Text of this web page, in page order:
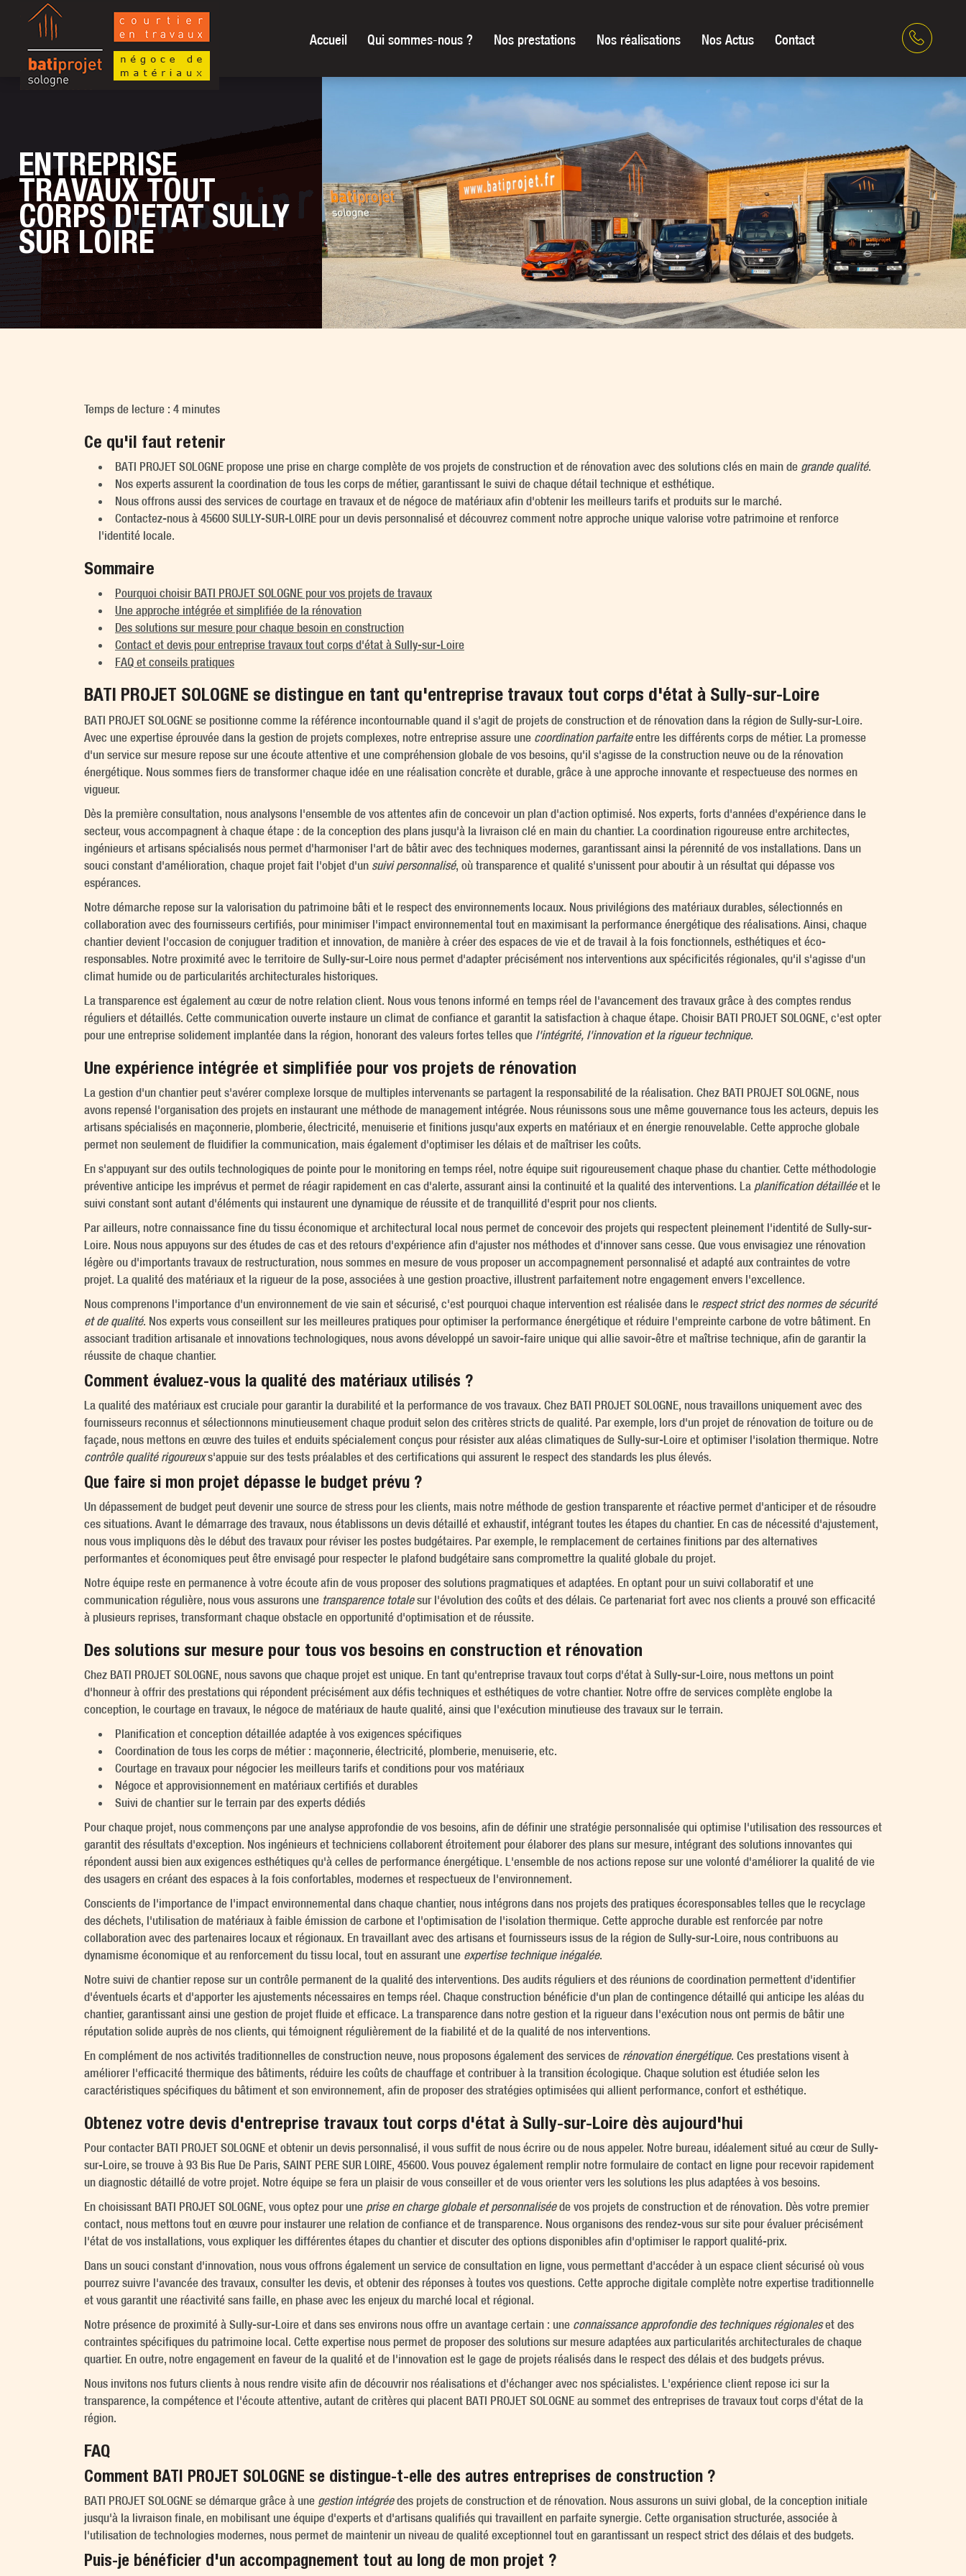
Accueil Qui sommes-nous ? Nos prestations Nos réalisations Nos Actus Contact
ENTREPRISE
TRAVAUX TOUT
CORPS D'ETAT SULLY
SUR LOIRE
Temps de lecture : 4 minutes
Ce qu'il faut retenir
BATI PROJET SOLOGNE propose une prise en charge complète de vos projets de construction et de rénovation avec des solutions clés en main de grande qualité.
Nos experts assurent la coordination de tous les corps de métier, garantissant le suivi de chaque détail technique et esthétique.
Nous offrons aussi des services de courtage en travaux et de négoce de matériaux afin d'obtenir les meilleurs tarifs et produits sur le marché.
Contactez-nous à 45600 SULLY-SUR-LOIRE pour un devis personnalisé et découvrez comment notre approche unique valorise votre patrimoine et renforce
l'identité locale.
Sommaire
Pourquoi choisir BATI PROJET SOLOGNE pour vos projets de travaux
Une approche intégrée et simplifiée de la rénovation
Des solutions sur mesure pour chaque besoin en construction
Contact et devis pour entreprise travaux tout corps d'état à Sully-sur-Loire
FAQ et conseils pratiques
BATI PROJET SOLOGNE se distingue en tant qu'entreprise travaux tout corps d'état à Sully-sur-Loire
BATI PROJET SOLOGNE se positionne comme la référence incontournable quand il s'agit de projets de construction et de rénovation dans la région de Sully-sur-Loire.
Avec une expertise éprouvée dans la gestion de projets complexes, notre entreprise assure une coordination parfaiteentre les différents corps de métier. La promesse
d'un service sur mesure repose sur une écoute attentive et une compréhension globale de vos besoins, qu'il s'agisse de la construction neuve ou de la rénovation
énergétique. Nous sommes fiers de transformer chaque idée en une réalisation concrète et durable, grâce à une approche innovante et respectueuse des normes en
vigueur.
Dès la première consultation, nous analysons l'ensemble de vos attentes afin de concevoir un plan d'action optimisé. Nos experts, forts d'années d'expérience dans le
secteur, vous accompagnent à chaque étape : de la conception des plans jusqu'à la livraison clé en main du chantier. La coordination rigoureuse entre architectes,
ingénieurs et artisans spécialisés nous permet d'harmoniser l'art de bâtir avec des techniques modernes, garantissant ainsi la pérennité de vos installations. Dans un
souci constant d'amélioration, chaque projet fait l'objet d'un suivi personnalisé, où transparence et qualité s'unissent pour aboutir à un résultat qui dépasse vos
espérances.
Notre démarche repose sur la valorisation du patrimoine bâti et le respect des environnements locaux. Nous privilégions des matériaux durables, sélectionnés en
collaboration avec des fournisseurs certifiés, pour minimiser l'impact environnemental tout en maximisant la performance énergétique des réalisations. Ainsi, chaque
chantier devient l'occasion de conjuguer tradition et innovation, de manière à créer des espaces de vie et de travail à la fois fonctionnels, esthétiques et éco-
responsables. Notre proximité avec le territoire de Sully-sur-Loire nous permet d'adapter précisément nos interventions aux spécificités régionales, qu'il s'agisse d'un
climat humide ou de particularités architecturales historiques.
La transparence est également au cœur de notre relation client. Nous vous tenons informé en temps réel de l'avancement des travaux grâce à des comptes rendus
réguliers et détaillés. Cette communication ouverte instaure un climat de confiance et garantit la satisfaction à chaque étape. Choisir BATI PROJET SOLOGNE, c'est opter
pour une entreprise solidement implantée dans la région, honorant des valeurs fortes telles que l'intégrité, l'innovation et la rigueur technique.
Une expérience intégrée et simplifiée pour vos projets de rénovation
La gestion d'un chantier peut s'avérer complexe lorsque de multiples intervenants se partagent la responsabilité de la réalisation. Chez BATI PROJET SOLOGNE, nous
avons repensé l'organisation des projets en instaurant une méthode de management intégrée. Nous réunissons sous une même gouvernance tous les acteurs, depuis les
artisans spécialisés en maçonnerie, plomberie, électricité, menuiserie et finitions jusqu'aux experts en matériaux et en énergie renouvelable. Cette approche globale
permet non seulement de fluidifier la communication, mais également d'optimiser les délais et de maîtriser les coûts.
En s'appuyant sur des outils technologiques de pointe pour le monitoring en temps réel, notre équipe suit rigoureusement chaque phase du chantier. Cette méthodologie
préventive anticipe les imprévus et permet de réagir rapidement en cas d'alerte, assurant ainsi la continuité et la qualité des interventions. La planification détailléeet le
suivi constant sont autant d'éléments qui instaurent une dynamique de réussite et de tranquillité d'esprit pour nos clients.
Par ailleurs, notre connaissance fine du tissu économique et architectural local nous permet de concevoir des projets qui respectent pleinement l'identité de Sully-sur-
Loire. Nous nous appuyons sur des études de cas et des retours d'expérience afin d'ajuster nos méthodes et d'innover sans cesse. Que vous envisagiez une rénovation
légère ou d'importants travaux de restructuration, nous sommes en mesure de vous proposer un accompagnement personnalisé et adapté aux contraintes de votre
projet. La qualité des matériaux et la rigueur de la pose, associées à une gestion proactive, illustrent parfaitement notre engagement envers l'excellence.
Nous comprenons l'importance d'un environnement de vie sain et sécurisé, c'est pourquoi chaque intervention est réalisée dans le respect strict des normes de sécurité
et de qualité. Nos experts vous conseillent sur les meilleures pratiques pour optimiser la performance énergétique et réduire l'empreinte carbone de votre bâtiment. En
associant tradition artisanale et innovations technologiques, nous avons développé un savoir-faire unique qui allie savoir-être et maîtrise technique, afin de garantir la
réussite de chaque chantier.
Comment évaluez-vous la qualité des matériaux utilisés ?
La qualité des matériaux est cruciale pour garantir la durabilité et la performance de vos travaux. Chez BATI PROJET SOLOGNE, nous travaillons uniquement avec des
fournisseurs reconnus et sélectionnons minutieusement chaque produit selon des critères stricts de qualité. Par exemple, lors d'un projet de rénovation de toiture ou de
façade, nous mettons en œuvre des tuiles et enduits spécialement conçus pour résister aux aléas climatiques de Sully-sur-Loire et optimiser l'isolation thermique. Notre
contrôle qualité rigoureuxs'appuie sur des tests préalables et des certifications qui assurent le respect des standards les plus élevés.
Que faire si mon projet dépasse le budget prévu ?
Un dépassement de budget peut devenir une source de stress pour les clients, mais notre méthode de gestion transparente et réactive permet d'anticiper et de résoudre
ces situations. Avant le démarrage des travaux, nous établissons un devis détaillé et exhaustif, intégrant toutes les étapes du chantier. En cas de nécessité d'ajustement,
nous vous impliquons dès le début des travaux pour réviser les postes budgétaires. Par exemple, le remplacement de certaines finitions par des alternatives
performantes et économiques peut être envisagé pour respecter le plafond budgétaire sans compromettre la qualité globale du projet.
Notre équipe reste en permanence à votre écoute afin de vous proposer des solutions pragmatiques et adaptées. En optant pour un suivi collaboratif et une
communication régulière, nous vous assurons une transparence totalesur l'évolution des coûts et des délais. Ce partenariat fort avec nos clients a prouvé son efficacité
à plusieurs reprises, transformant chaque obstacle en opportunité d'optimisation et de réussite.
Des solutions sur mesure pour tous vos besoins en construction et rénovation
Chez BATI PROJET SOLOGNE, nous savons que chaque projet est unique. En tant qu'entreprise travaux tout corps d'état à Sully-sur-Loire, nous mettons un point
d'honneur à offrir des prestations qui répondent précisément aux défis techniques et esthétiques de votre chantier. Notre offre de services complète englobe la
conception, le courtage en travaux, le négoce de matériaux de haute qualité, ainsi que l'exécution minutieuse des travaux sur le terrain.
Planification et conception détaillée adaptée à vos exigences spécifiques
Coordination de tous les corps de métier : maçonnerie, électricité, plomberie, menuiserie, etc.
Courtage en travaux pour négocier les meilleurs tarifs et conditions pour vos matériaux
Négoce et approvisionnement en matériaux certifiés et durables
Suivi de chantier sur le terrain par des experts dédiés
Pour chaque projet, nous commençons par une analyse approfondie de vos besoins, afin de définir une stratégie personnalisée qui optimise l'utilisation des ressources et
garantit des résultats d'exception. Nos ingénieurs et techniciens collaborent étroitement pour élaborer des plans sur mesure, intégrant des solutions innovantes qui
répondent aussi bien aux exigences esthétiques qu'à celles de performance énergétique. L'ensemble de nos actions repose sur une volonté d'améliorer la qualité de vie
des usagers en créant des espaces à la fois confortables, modernes et respectueux de l'environnement.
Conscients de l'importance de l'impact environnemental dans chaque chantier, nous intégrons dans nos projets des pratiques écoresponsables telles que le recyclage
des déchets, l'utilisation de matériaux à faible émission de carbone et l'optimisation de l'isolation thermique. Cette approche durable est renforcée par notre
collaboration avec des partenaires locaux et régionaux. En travaillant avec des artisans et fournisseurs issus de la région de Sully-sur-Loire, nous contribuons au
dynamisme économique et au renforcement du tissu local, tout en assurant une expertise technique inégalée.
Notre suivi de chantier repose sur un contrôle permanent de la qualité des interventions. Des audits réguliers et des réunions de coordination permettent d'identifier
d'éventuels écarts et d'apporter les ajustements nécessaires en temps réel. Chaque construction bénéficie d'un plan de contingence détaillé qui anticipe les aléas du
chantier, garantissant ainsi une gestion de projet fluide et efficace. La transparence dans notre gestion et la rigueur dans l'exécution nous ont permis de bâtir une
réputation solide auprès de nos clients, qui témoignent régulièrement de la fiabilité et de la qualité de nos interventions.
En complément de nos activités traditionnelles de construction neuve, nous proposons également des services de rénovation énergétique. Ces prestations visent à
améliorer l'efficacité thermique des bâtiments, réduire les coûts de chauffage et contribuer à la transition écologique. Chaque solution est étudiée selon les
caractéristiques spécifiques du bâtiment et son environnement, afin de proposer des stratégies optimisées qui allient performance, confort et esthétique.
Obtenez votre devis d'entreprise travaux tout corps d'état à Sully-sur-Loire dès aujourd'hui
Pour contacter BATI PROJET SOLOGNE et obtenir un devis personnalisé, il vous suffit de nous écrire ou de nous appeler. Notre bureau, idéalement situé au cœur de Sully-
sur-Loire, se trouve à 93 Bis Rue De Paris, SAINT PERE SUR LOIRE, 45600. Vous pouvez également remplir notre formulaire de contact en ligne pour recevoir rapidement
un diagnostic détaillé de votre projet. Notre équipe se fera un plaisir de vous conseiller et de vous orienter vers les solutions les plus adaptées à vos besoins.
En choisissant BATI PROJET SOLOGNE, vous optez pour une prise en charge globale et personnaliséede vos projets de construction et de rénovation. Dès votre premier
contact, nous mettons tout en œuvre pour instaurer une relation de confiance et de transparence. Nous organisons des rendez-vous sur site pour évaluer précisément
l'état de vos installations, vous expliquer les différentes étapes du chantier et discuter des options disponibles afin d'optimiser le rapport qualité-prix.
Dans un souci constant d'innovation, nous vous offrons également un service de consultation en ligne, vous permettant d'accéder à un espace client sécurisé où vous
pourrez suivre l'avancée des travaux, consulter les devis, et obtenir des réponses à toutes vos questions. Cette approche digitale complète notre expertise traditionnelle
et vous garantit une réactivité sans faille, en phase avec les enjeux du marché local et régional.
Notre présence de proximité à Sully-sur-Loire et dans ses environs nous offre un avantage certain : une connaissance approfondie des techniques régionaleset des
contraintes spécifiques du patrimoine local. Cette expertise nous permet de proposer des solutions sur mesure adaptées aux particularités architecturales de chaque
quartier. En outre, notre engagement en faveur de la qualité et de l'innovation est le gage de projets réalisés dans le respect des délais et des budgets prévus.
Nous invitons nos futurs clients à nous rendre visite afin de découvrir nos réalisations et d'échanger avec nos spécialistes. L'expérience client repose ici sur la
transparence, la compétence et l'écoute attentive, autant de critères qui placent BATI PROJET SOLOGNE au sommet des entreprises de travaux tout corps d'état de la
région.
FAQ
Comment BATI PROJET SOLOGNE se distingue-t-elle des autres entreprises de construction ?
BATI PROJET SOLOGNE se démarque grâce à une gestion intégréedes projets de construction et de rénovation. Nous assurons un suivi global, de la conception initiale
jusqu'à la livraison finale, en mobilisant une équipe d'experts et d'artisans qualifiés qui travaillent en parfaite synergie. Cette organisation structurée, associée à
l'utilisation de technologies modernes, nous permet de maintenir un niveau de qualité exceptionnel tout en garantissant un respect strict des délais et des budgets.
Puis-je bénéficier d'un accompagnement tout au long de mon projet ?